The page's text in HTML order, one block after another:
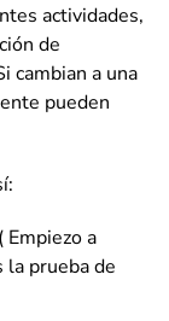
actividades,
de
cambian a una
pueden
a
prueba de